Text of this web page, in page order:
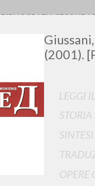
(2001).
LEGGI
OPERE
BIBLIOGRAFIA